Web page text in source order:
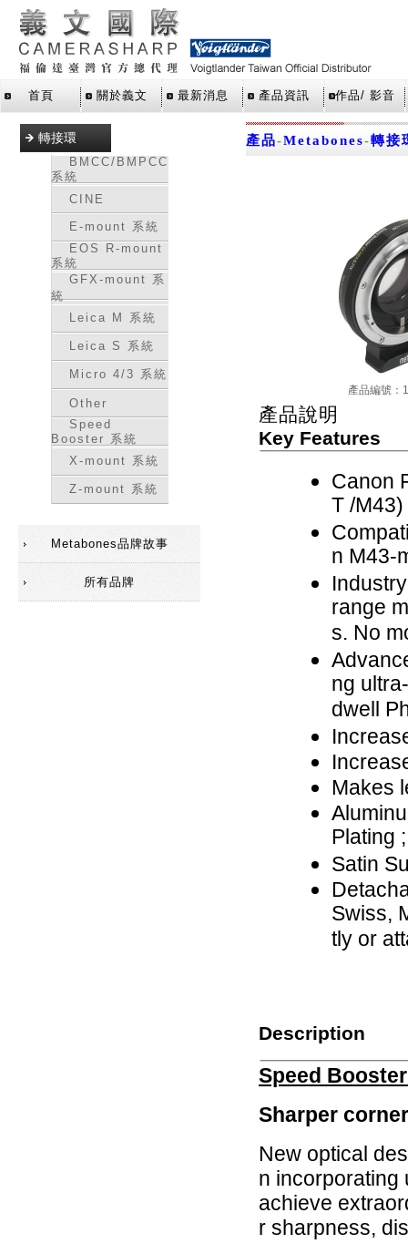
首頁 關於義文 最新消息 產品資訊 作品/ 影音
轉接環
BMCC/BMPCC
系統
CINE
E-mount 系統
EOS R-mount
系統
GFX-mount 系
統
Leica M 系統
Leica S 系統
Micro 4/3 系統
Other
Speed
Booster 系統
X-mount 系統
Z-mount 系統
Metabones品牌故事
所有品牌
產品-Metabones-轉接
產品編號：
產品說明
Key Features
Canon
T /
n M43-
range
s. No
ng
dwell
Makes
Plating ;
Satin
Swiss,
tly or
Description
Speed
Sharper
New optical
n incorporating
achieve
r sharpness,